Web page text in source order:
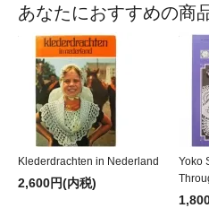
あなたにおすすめの商
Klederdrachten in Nederland
2,600円(内税)
Yoko